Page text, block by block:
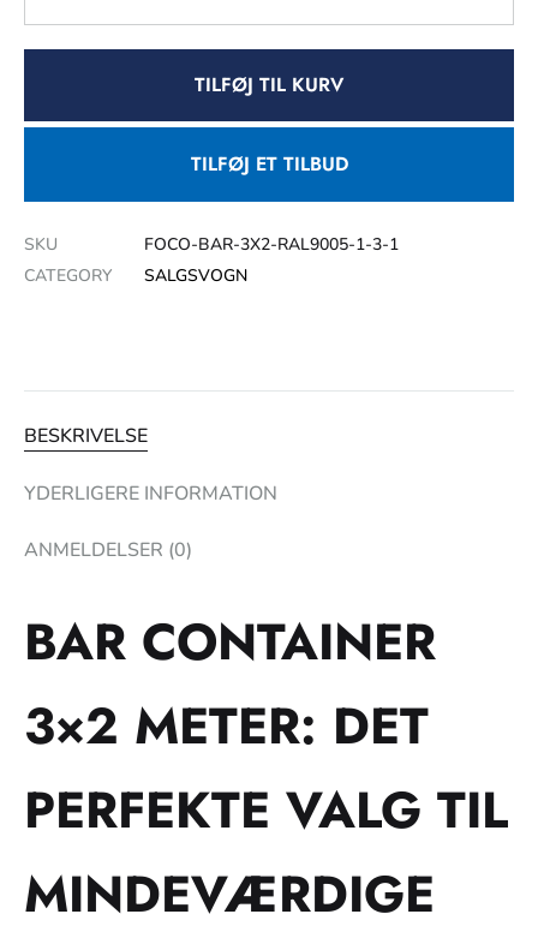
TILFØJ TIL KURV
TILFØJ ET TILBUD
SKU
FOCO-BAR-3X2-RAL9005-1-3-1
CATEGORY
SALGSVOGN
BESKRIVELSE
YDERLIGERE INFORMATION
ANMELDELSER (0)
BAR CONTAINER
3×2 METER: DET
PERFEKTE VALG TIL
MINDEVÆRDIGE